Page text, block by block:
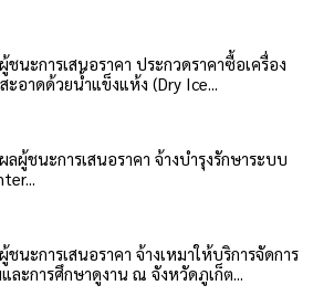
ชนะการเสนอราคา ประกวดราคาซื้อเครื่อง
ะอาดด้วยน้ำแข็งแห้ง (Dry Ice...
ลผู้ชนะการเสนอราคา จ้างบำรุงรักษาระบบ
ชนะการเสนอราคา จ้างเหมาให้บริการจัดการ
ละการศึกษาดูงาน ณ จังหวัดภูเก็ต...